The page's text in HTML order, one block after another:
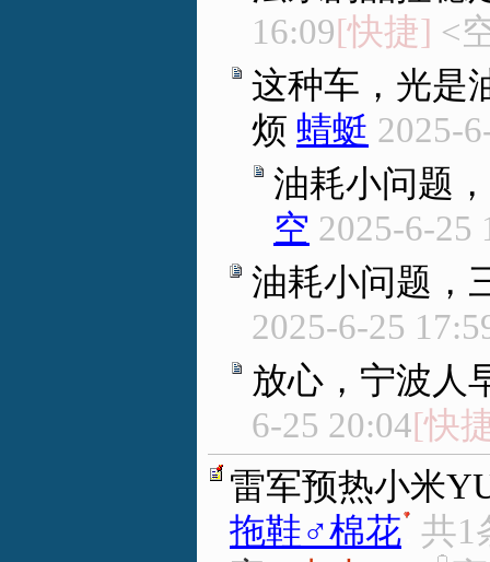
16:09[快捷] <
这种车，光是
烦 蜻蜓 2025-
油耗小问题
空 2025-6-25
油耗小问题，
2025-6-25
放心，宁波人
6-25 20:04[快
雷军预热小米
拖鞋♂棉花. 共1